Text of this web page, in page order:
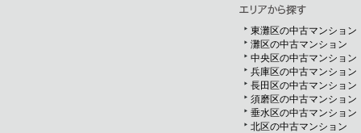
東灘区の中古マンション
灘区の中古マンション
中央区の中古マンション
兵庫区の中古マンション
長田区の中古マンション
須磨区の中古マンション
垂水区の中古マンション
北区の中古マンション